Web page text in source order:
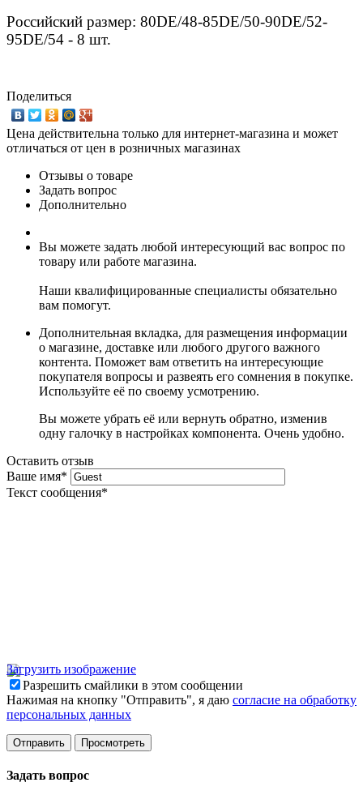
Российский размер: 80DE/48-85DE/50-90DE/52-
95DE/54 - 8 шт.
Поделиться
Цена действительна только для интернет-магазина и может
отличаться от цен в розничных магазинах
Отзывы о товаре
Задать вопрос
Дополнительно
Вы можете задать любой интересующий вас вопрос по
товару или работе магазина.
Наши квалифицированные специалисты обязательно
вам помогут.
Дополнительная вкладка, для размещения информации
о магазине, доставке или любого другого важного
контента. Поможет вам ответить на интересующие
покупателя вопросы и развеять его сомнения в покупке.
Используйте её по своему усмотрению.
Вы можете убрать её или вернуть обратно, изменив
одну галочку в настройках компонента. Очень удобно.
Оставить отзыв
Ваше имя*
Текст сообщения*
Загрузить изображение
Разрешить смайлики в этом сообщении
Нажимая на кнопку "Отправить", я даю согласие на обработку
персональных данных
Задать вопрос